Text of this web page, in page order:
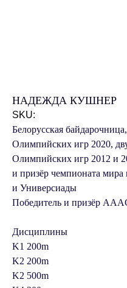
НАДЕЖДА КУШНЕР
SKU:
Белорусская
Олимпийских игр 2020,
Олимпийских игр 2012 и
и призёр чемпионата
и Универсиады
Победитель и призёр
Дисциплины
K1 200m
K2 200m
K2 500m